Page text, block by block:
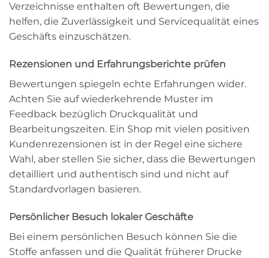
Verzeichnisse enthalten oft Bewertungen, die
helfen, die Zuverlässigkeit und Servicequalität eines
Geschäfts einzuschätzen.
Rezensionen und Erfahrungsberichte prüfen
Bewertungen spiegeln echte Erfahrungen wider.
Achten Sie auf wiederkehrende Muster im
Feedback bezüglich Druckqualität und
Bearbeitungszeiten. Ein Shop mit vielen positiven
Kundenrezensionen ist in der Regel eine sichere
Wahl, aber stellen Sie sicher, dass die Bewertungen
detailliert und authentisch sind und nicht auf
Standardvorlagen basieren.
Persönlicher Besuch lokaler Geschäfte
Bei einem persönlichen Besuch können Sie die
Stoffe anfassen und die Qualität früherer Drucke